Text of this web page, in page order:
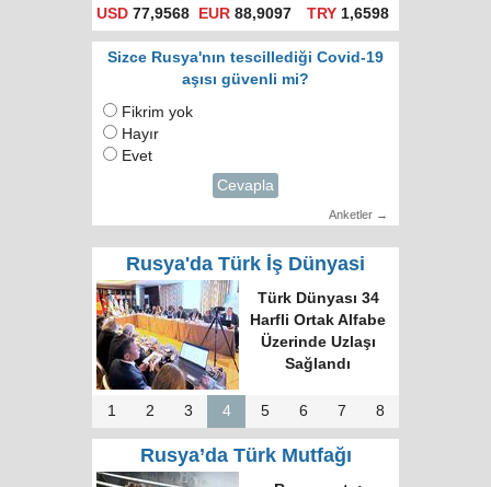
USD 77,9568 EUR 88,9097 TRY1,6598
Sizce Rusya'nın tescillediği Covid-19
aşısı güvenli mi?
Fikrim yok
Hayır
Evet
Cevapla
Anketler →
Rusya'da Türk İş Dünyasi
Türk Dünyası 34
Harfli Ortak Alfabe
Üzerinde Uzlaşı
Sağlandı
1 2 3 4 5 6 7 8
Rusya’da Türk Mutfağı